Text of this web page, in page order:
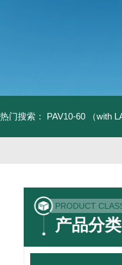
热门搜索： PAV10-60 （with
PRODUCT
产品分类